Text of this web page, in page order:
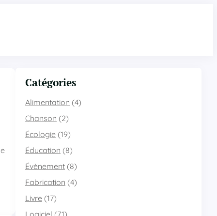
Catégories
Alimentation (4)
Chanson (2)
Écologie (19)
Éducation (8)
Évènement (8)
Fabrication (4)
Livre (17)
Logiciel (71)